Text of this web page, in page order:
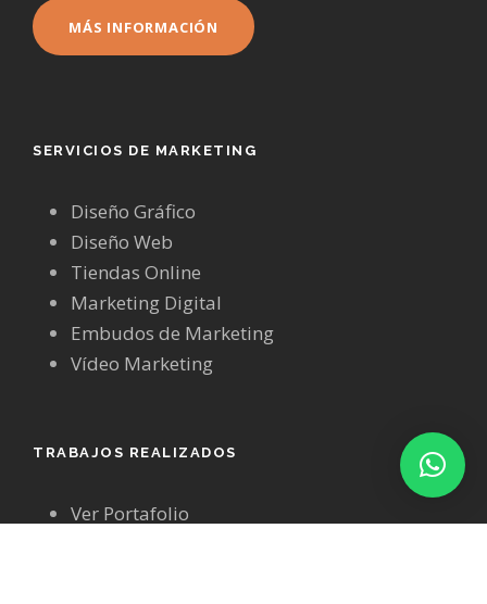
MÁS INFORMACIÓN
SERVICIOS DE MARKETING
Diseño Gráfico
Diseño Web
Tiendas Online
Marketing Digital
Embudos de Marketing
Vídeo Marketing
TRABAJOS REALIZADOS
Ver Portafolio